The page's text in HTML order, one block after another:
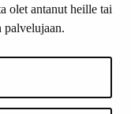
olet antanut heille tai
palvelujaan.